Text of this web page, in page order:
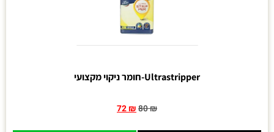
Ultrastripper-חומר ניקוי מקצועי
80₪
72₪